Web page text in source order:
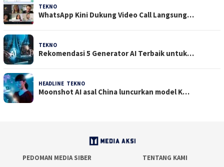
TEKNO
WhatsApp Kini Dukung Video Call Langsung…
TEKNO
Rekomendasi 5 Generator AI Terbaik untuk…
HEADLINE TEKNO
Moonshot AI asal China luncurkan model K…
PEDOMAN MEDIA SIBER TENTANG KAMI